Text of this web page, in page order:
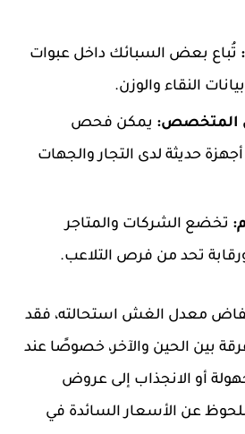
تُباع بعض السبائك داخل عبوات
النقاء والوزن.
المتخصص: يمكن فحص
حديثة لدى التجار والجهات
تخضع الشركات والمتاجر
تحد من فرص التلاعب.
معدل الغش استحالته، فقد
بين الحين والآخر، خصوصًا عند
أو الانجذاب إلى عروض
عن الأسعار السائدة في